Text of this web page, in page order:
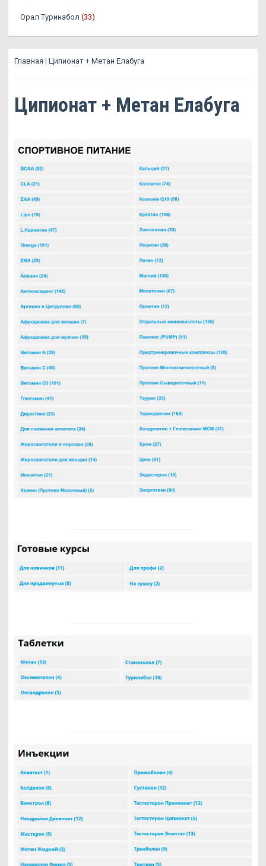
Орал Туринабол (33)
Главная | Ципионат + Метан Елабуга
Ципионат + Метан Елабуга